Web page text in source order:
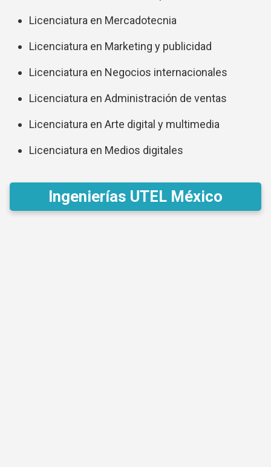
Licenciatura en Mercadotecnia
Licenciatura en Marketing y publicidad
Licenciatura en Negocios internacionales
Licenciatura en Administración de ventas
Licenciatura en Arte digital y multimedia
Licenciatura en Medios digitales
Ingenierías UTEL México